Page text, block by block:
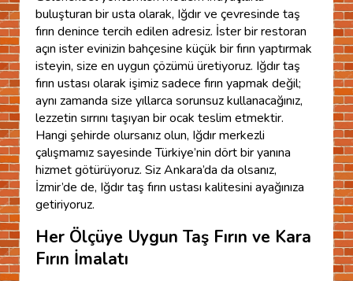
buluşturan bir usta olarak, Iğdır ve çevresinde taş
fırın denince tercih edilen adresiz. İster bir restoran
açın ister evinizin bahçesine küçük bir fırın yaptırmak
isteyin, size en uygun çözümü üretiyoruz. Iğdır taş
fırın ustası olarak işimiz sadece fırın yapmak değil;
aynı zamanda size yıllarca sorunsuz kullanacağınız,
lezzetin sırrını taşıyan bir ocak teslim etmektir.
Hangi şehirde olursanız olun, Iğdır merkezli
çalışmamız sayesinde Türkiye’nin dört bir yanına
hizmet götürüyoruz. Siz Ankara’da da olsanız,
İzmir’de de, Iğdır taş fırın ustası kalitesini ayağınıza
getiriyoruz.
Her Ölçüye Uygun Taş Fırın ve Kara
Fırın İmalatı